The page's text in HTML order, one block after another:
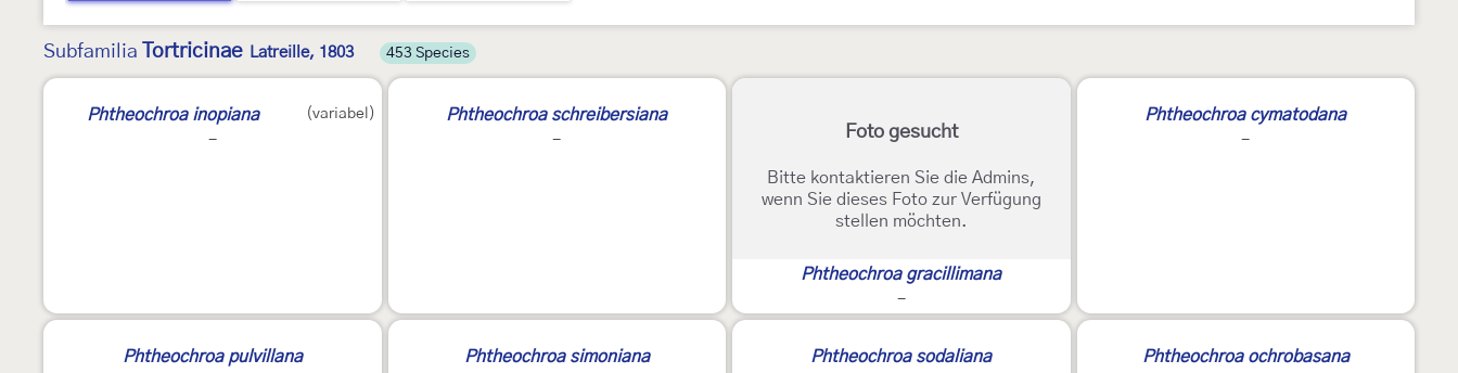
Subfamilia Tortricinae Latreille, 1803 453 Species
Phtheochroa inopiana
(variabel)
-
Phtheochroa schreibersiana
- Foto gesucht
Bitte kontaktieren Sie die Admins,
wenn Sie dieses Foto zur Verfügung
stellen möchten.
Phtheochroa gracillimana
-
Phtheochroa cymatodana
-
Phtheochroa pulvillana Phtheochroa simoniana Phtheochroa sodaliana Phtheochroa ochrobasana